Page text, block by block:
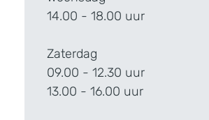
14.00 - 18.00 uur
Zaterdag
09.00 - 12.30 uur
13.00 - 16.00 uur